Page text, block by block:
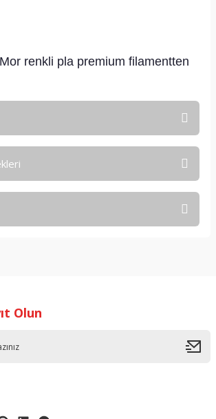
renkli pla premium filamentten
bozuk veya görüntülenemiyor.
Olun